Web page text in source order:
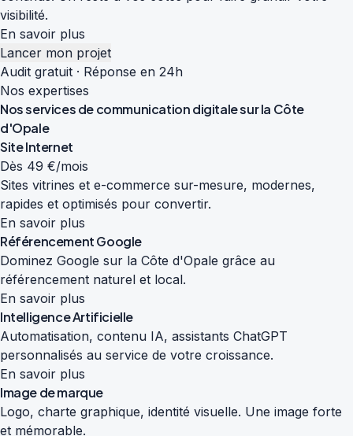
visibilité.
En savoir plus
Lancer mon projet
Audit gratuit · Réponse en 24h
Nos expertises
Nos services decommunication digitalesur la Côte
d'Opale
Site Internet
Dès 49 €/mois
Sites vitrines et e-commerce sur-mesure, modernes,
rapides et optimisés pour convertir.
En savoir plus
Référencement Google
Dominez Google sur la Côte d'Opale grâce au
référencement naturel et local.
En savoir plus
Intelligence Artificielle
Automatisation, contenu IA, assistants ChatGPT
personnalisés au service de votre croissance.
En savoir plus
Image de marque
Logo, charte graphique, identité visuelle. Une image forte
et mémorable.